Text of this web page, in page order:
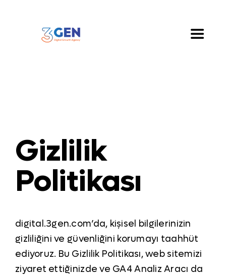
Toggle
Çözümlerimiz
Blog
Gizlilik
Politikası
digital.3gen.com’da, kişisel bilgilerinizin
gizliliğini ve güvenliğini korumayı taahhüt
ediyoruz. Bu Gizlilik Politikası, web sitemizi
ziyaret ettiğinizde ve GA4 Analiz Aracı da